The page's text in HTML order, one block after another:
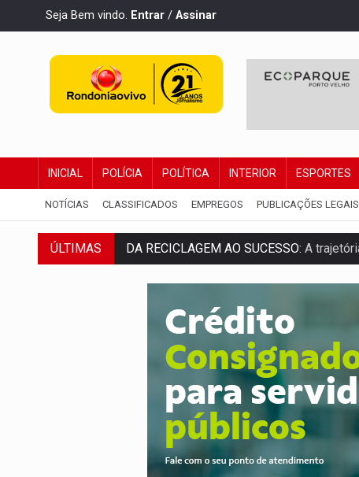
Seja Bem vindo. Entrar / Assinar
INICIAL POLÍCIA POLÍTICA INTERIOR ESPORTES
NOTÍCIAS CLASSIFICADOS EMPREGOS PUBLICAÇÕES LEGAIS
ÚLTIMAS DA RECICLAGEM AO SUCESSO: A
'RIO OMERÊ':MPF pede condenação do
INFRAESTRUTURA:Vilhena realiza
SEM SISTEMA: Falha afeta
Colisão entre motos deixa dois
SOLIDARIEDADE:Cadelinha com câncer
DESAPARECIDO:Família procura por
CASO MATHEUS:DHPP se mobiliza para